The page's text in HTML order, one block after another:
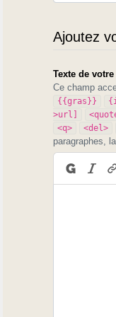
Ajoutez
Texte de
Ce champ
{{gras}}
>url]
<q> <del>
paragraphes,